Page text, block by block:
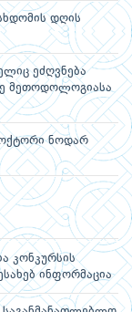
დღის
ეძღვნება
მეთოდოლოგიასა
ნოდარ
კონკურსის
ინფორმაცია